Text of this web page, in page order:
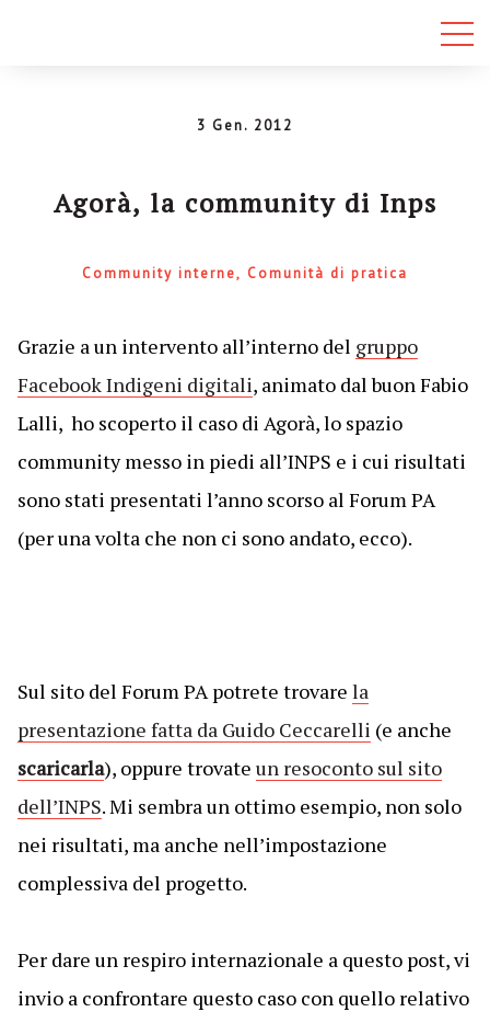
3 Gen. 2012
Agorà, la community di Inps
Community interne Comunità di pratica
Grazie a un intervento all’interno del gruppo
Facebook Indigeni digitali, animato dal buon Fabio
Lalli, ho scoperto il caso di Agorà, lo spazio
community messo in piedi all’INPS e i cui risultati
sono stati presentati l’anno scorso al Forum PA
(per una volta che non ci sono andato, ecco).
Sul sito del Forum PA potrete trovare la
presentazione fatta da Guido Ceccarelli (e anche
scaricarla), oppure trovate un resoconto sul sito
dell’INPS. Mi sembra un ottimo esempio, non solo
nei risultati, ma anche nell’impostazione
complessiva del progetto.
Per dare un respiro internazionale a questo post, vi
invio a confrontare questo caso con quello relativo